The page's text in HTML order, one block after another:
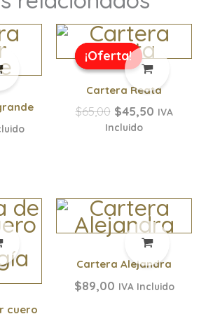
¡Oferta!
¡Oferta!
Cartera Reata
$65,00
El
precio
original
era:
$65,00.
$45,50
El
precio
actual
$45,50.
IVA
Incluido
cuero
Cartera Alejandra
$89,00 IVA Incluido